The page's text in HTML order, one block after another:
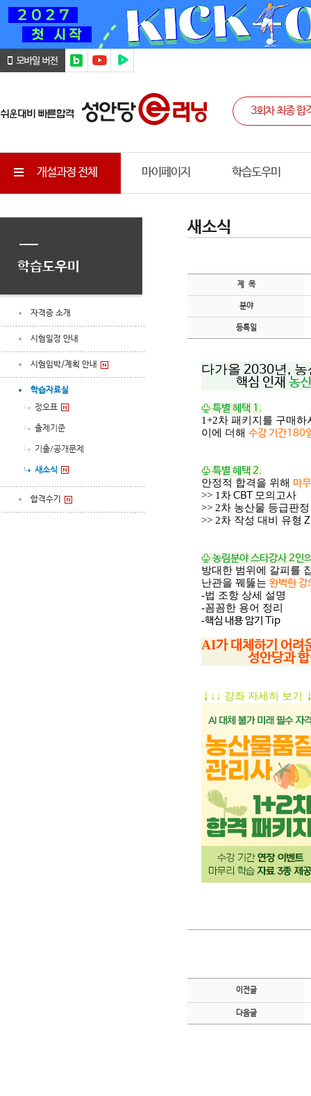
개설과정 전체 마이페이지 학습도우미
학습도우미
자격증 소개
시험일정 안내
시험임박/계획 안내
학습자료실
정오표
출제기준
기출/공개문제
새소식
합격수기
새소식
제 목
분야
등록일
다가올 2030년 , 농
핵심 인재 농
♧ 특별 혜택 1.
1+2차 패키지를 구매하
이에 더해 수강 기간180
♧ 특별 혜택 2.
안정적 합격을 위해 마
>> 1 차CBT
모의고사
>> 2차 농산물 등급판
>> 2차 작성 대비 유형
♧ 농림분야 스타강사2인
방대한 범위에 갈피를
난관을 꿰뚫는 완벽한 강
-법 조항 상세 설명
-꼼꼼한 용어 정리
-핵심 내용 암기 Tip
AI가 대체하기 어려
성안당과
↓ ↓ ↓ 강좌 자세히 보기
이전글
다음글